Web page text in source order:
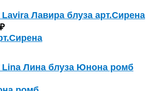
Лавира блуза арт.Сирена
Lina Лина блуза Юнона ромб